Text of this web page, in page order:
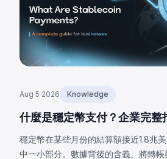
Aug 5 2026 Knowledge
什麼是穩定幣支付？企業完整
穩定幣在某些月份的結算額接近1.8兆
中一小部分。數據背後的含義、將轉